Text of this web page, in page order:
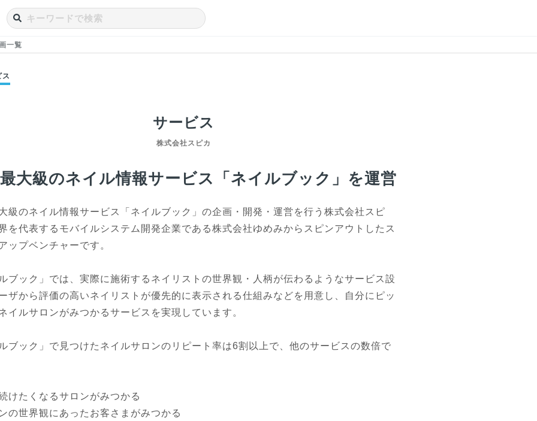
一覧
ス
サービス
株式会社スピカ
大級のネイル情報サービス「ネイルブック」を運営
級のネイル情報サービス「ネイルブック」の企画・開発・運営を行う株式会社スピ
を代表するモバイルシステム開発企業である株式会社ゆめみからスピンアウトしたス
ップベンチャーです。
ブック」では、実際に施術するネイリストの世界観・人柄が伝わるようなサービス設
ザから評価の高いネイリストが優先的に表示される仕組みなどを用意し、自分にピッ
イルサロンがみつかるサービスを実現しています。
ブック」で見つけたネイルサロンのリピート率は6割以上で、他のサービスの数倍で
けたくなるサロンがみつかる
の世界観にあったお客さまがみつかる